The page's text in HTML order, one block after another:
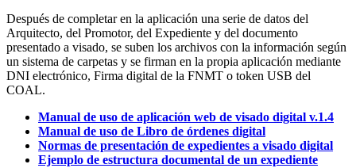
Después de completar en la aplicación una serie de datos del
Arquitecto, del Promotor, del Expediente y del documento
presentado a visado, se suben los archivos con la información según
un sistema de carpetas y se firman en la propia aplicación mediante
DNI electrónico, Firma digital de la FNMT o token USB del
COAL.
Manual de uso de aplicación web de visado digital v.1.4
Manual de uso de Libro de órdenes digital
Normas de presentación de expedientes a visado digital
Ejemplo de estructura documental de un expediente